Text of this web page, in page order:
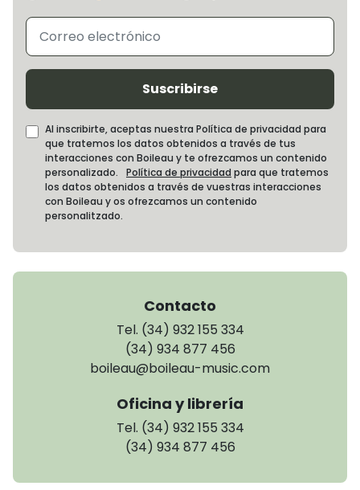
Suscribirse
Al inscribirte, aceptas nuestra Política de privacidad para
que tratemos los datos obtenidos a través de tus
interacciones con Boileau y te ofrezcamos un contenido
personalizado. Política de privacidad para que tratemos
los datos obtenidos a través de vuestras interacciones
con Boileau y os ofrezcamos un contenido
personalitzado.
Contacto
Tel. (34) 932 155 334
(34) 934 877 456
boileau@boileau-music.com
Oficina y librería
Tel. (34) 932 155 334
(34) 934 877 456